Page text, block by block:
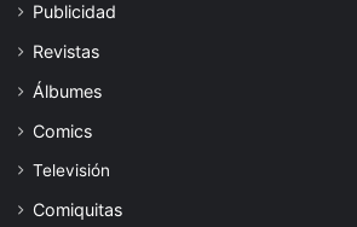
Publicidad
Revistas
Álbumes
Comics
Televisión
Comiquitas